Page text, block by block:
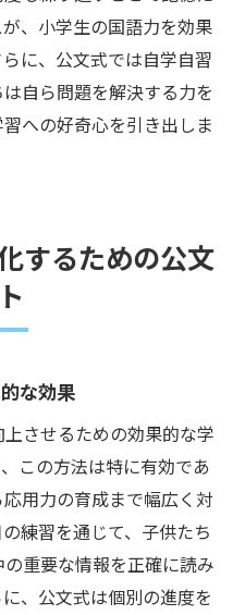
、小学生の国語力を効果
に、公文式では自学自習
自ら問題を解決する力を
への好奇心を引き出しま
するための公文
な効果
させるための効果的な学
この方法は特に有効であ
用力の育成まで幅広く対
練習を通じて、子供たち
重要な情報を正確に読み
、公文式は個別の進度を